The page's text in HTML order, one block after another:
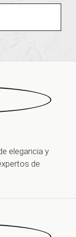
elegancia y
de